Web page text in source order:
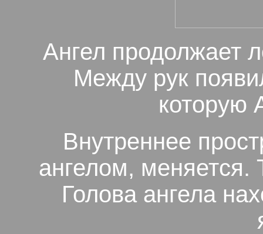
Ангел продолжает
Между рук
которую
Внутреннее
ангелом, меняется.
Голова ангела